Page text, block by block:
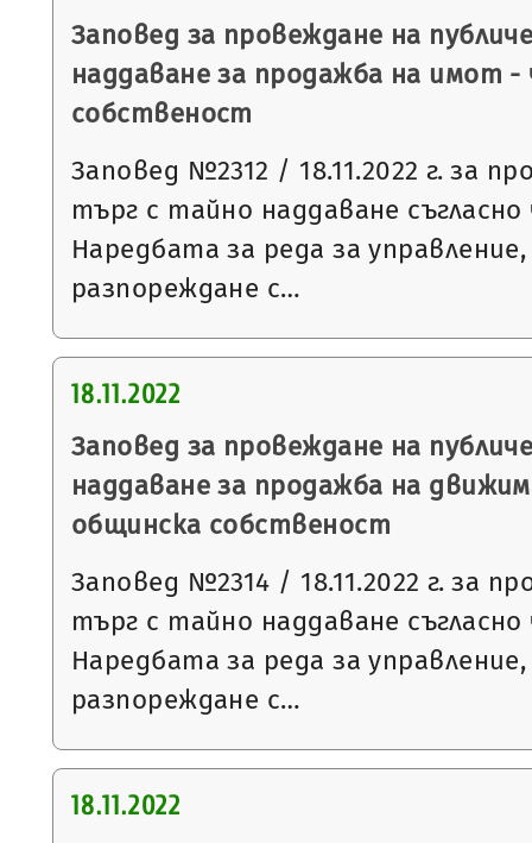
Заповед за провеждане на
наддаване за продажба на имот
собственост
Заповед №2312 / 18.11.2022 г. за
търг с тайно наддаване съгласно
Наредбата за реда за
разпореждане с…
18.11.2022
Заповед за провеждане на
наддаване за продажба на
общинска собственост
Заповед №2314 / 18.11.2022 г. за
търг с тайно наддаване съгласно
Наредбата за реда за
разпореждане с…
18.11.2022